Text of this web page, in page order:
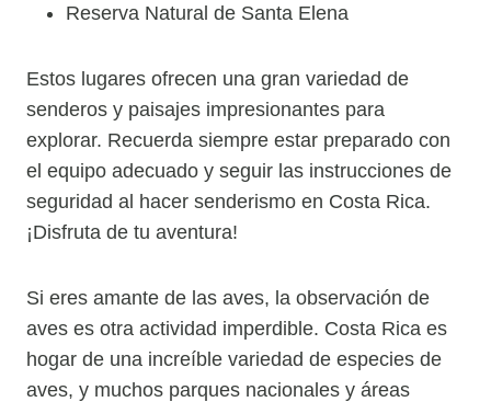
Reserva Natural de Santa Elena
Estos lugares ofrecen una gran variedad de
senderos y paisajes impresionantes para
explorar. Recuerda siempre estar preparado con
el equipo adecuado y seguir las instrucciones de
seguridad al hacer senderismo en Costa Rica.
¡Disfruta de tu aventura!
Si eres amante de las aves, la observación de
aves es otra actividad imperdible. Costa Rica es
hogar de una increíble variedad de especies de
aves, y muchos parques nacionales y áreas